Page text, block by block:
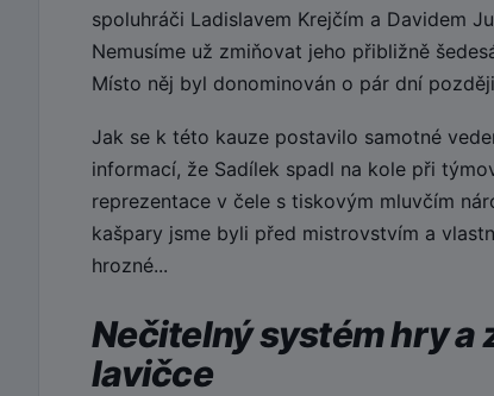
spoluhráči Ladislavem Krejčím a Davidem
Nemusíme už zmiňovat jeho přibližně
Místo něj byl donominován o pár dní
Jak se k této kauze postavilo samotné
informací, že Sadílek spadl na kole při
reprezentace v čele s tiskovým mluvčím
kašpary jsme byli před mistrovstvím a
hrozné...
Nečitelný systém hry a
lavičce